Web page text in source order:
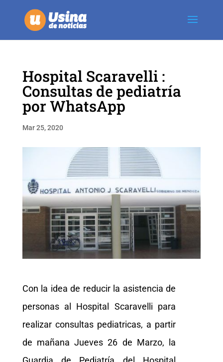
Hospital Scaravelli :
Consultas de pediatría
por WhatsApp
Mar 25, 2020
Con la idea de reducir la asistencia de
personas al Hospital Scaravelli para
realizar consultas pediatricas, a partir
de mañana Jueves 26 de Marzo, la